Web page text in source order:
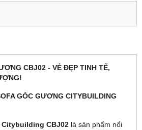
CBJ02 - VẺ ĐẸP TINH TẾ,
GÓC GƯƠNG CITYBUILDING
CBJ02 là sản phẩm nổi